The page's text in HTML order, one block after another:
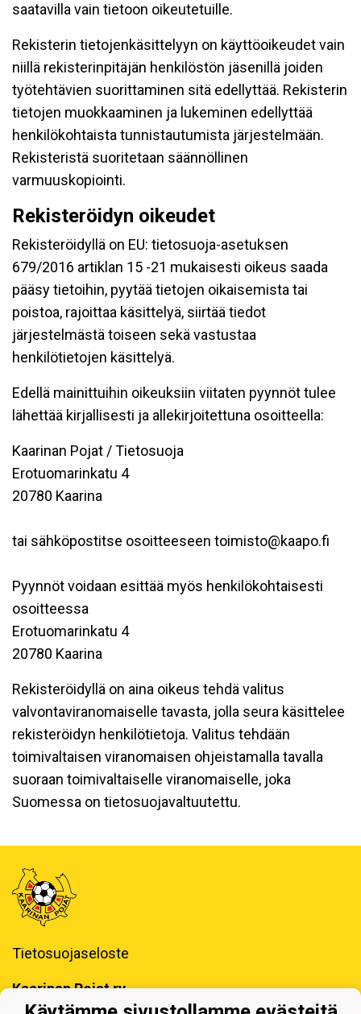
saatavilla vain tietoon oikeutetuille.
Rekisterin tietojenkäsittelyyn on käyttöoikeudet vain
niillä rekisterinpitäjän henkilöstön jäsenillä joiden
työtehtävien suorittaminen sitä edellyttää. Rekisterin
tietojen muokkaaminen ja lukeminen edellyttää
henkilökohtaista tunnistautumista järjestelmään.
Rekisteristä suoritetaan säännöllinen
varmuuskopiointi.
Rekisteröidyn oikeudet
Rekisteröidyllä on EU: tietosuoja-asetuksen
679/2016 artiklan 15 -21 mukaisesti oikeus saada
pääsy tietoihin, pyytää tietojen oikaisemista tai
poistoa, rajoittaa käsittelyä, siirtää tiedot
järjestelmästä toiseen sekä vastustaa
henkilötietojen käsittelyä.
Edellä mainittuihin oikeuksiin viitaten pyynnöt tulee
lähettää kirjallisesti ja allekirjoitettuna osoitteella:
Kaarinan Pojat / Tietosuoja
Erotuomarinkatu 4
20780 Kaarina
tai sähköpostitse osoitteeseen toimisto@kaapo.fi
Pyynnöt voidaan esittää myös henkilökohtaisesti
osoitteessa
Erotuomarinkatu 4
20780 Kaarina
Rekisteröidyllä on aina oikeus tehdä valitus
valvontaviranomaiselle tavasta, jolla seura käsittelee
rekisteröidyn henkilötietoja. Valitus tehdään
toimivaltaisen viranomaisen ohjeistamalla tavalla
suoraan toimivaltaiselle viranomaiselle, joka
Suomessa on tietosuojavaltuutettu.
Tietosuojaseloste
Kaarinan Pojat ry
Erotuomarinkatu 4, 20780 Kaarina